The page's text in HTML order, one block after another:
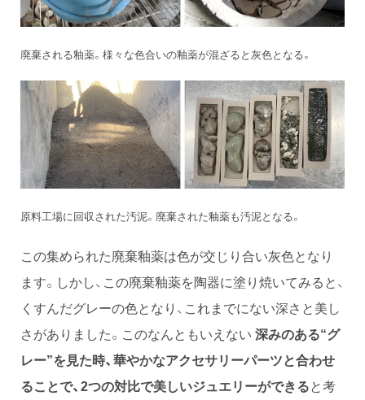
廃棄される釉薬。様々な色合いの釉薬が混ざると灰色となる。
原料工場に回収された汚泥。廃棄された釉薬も汚泥となる。
この集められた廃棄釉薬は色が交じり合い灰色となり
ます。しかし、この廃棄釉薬を陶器に塗り焼いてみると、
くすんだグレーの色となり、これまでにない深さと美し
さがありました。このなんともいえない 深みのある“グ
レー”を見た時、華やかなアクセサリーパーツと合わせ
ることで、2つの対比で美しいジュエリーができると考